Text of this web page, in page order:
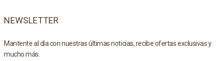
NEWSLETTER
Mantente al día con nuestras últimas noticias, recibe ofertas exclusivas y
mucho más.